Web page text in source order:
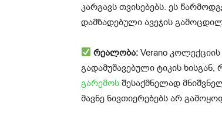
კარგავს თვისებებს. ეს
დამზადებული ავეჯის
რეალობა: Verano
გადამუშავებული ტიკის
გარემოს შესაქმნელად
მავნე ნივთიერებებს არ